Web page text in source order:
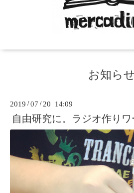
お知らせ
2019 /07 / 20 14:09
自由研究に。ラジオ作り